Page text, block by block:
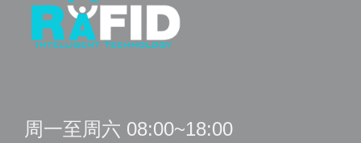
周一至周六 08:00~18:00